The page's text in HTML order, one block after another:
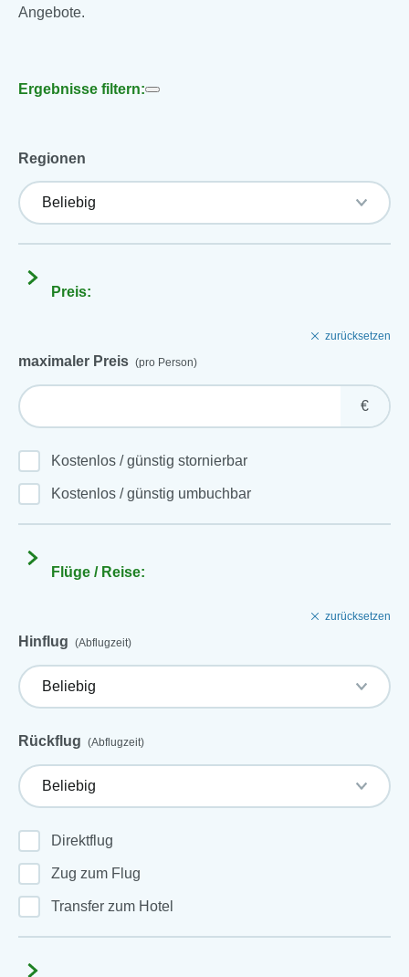
Angebote.
Ergebnisse filtern:
Regionen
Preis:
zurücksetzen
maximaler Preis (pro Person)
€
Kostenlos / günstig stornierbar
Kostenlos / günstig umbuchbar
Flüge / Reise:
zurücksetzen
Hinflug (Abflugzeit)
Rückflug (Abflugzeit)
Direktflug
Zug zum Flug
Transfer zum Hotel